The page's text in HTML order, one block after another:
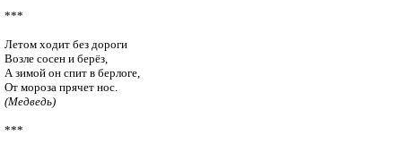
***
Летом ходит без дороги
Возле сосен и берёз,
А зимой он спит в берлоге,
(Медведь)
***